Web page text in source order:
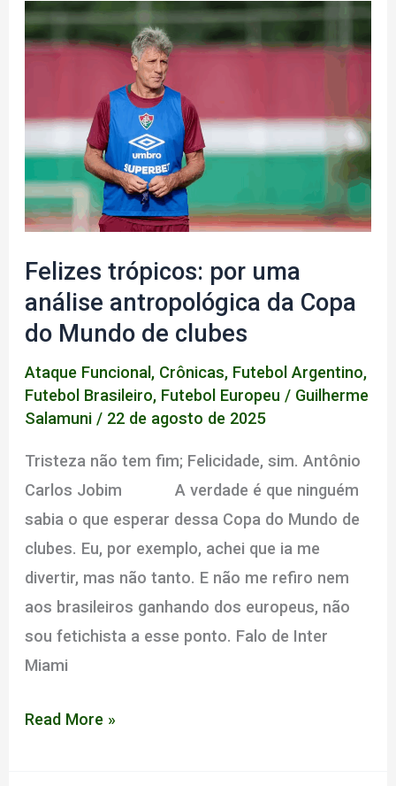
Felizes trópicos: por uma
análise antropológica da Copa
do Mundo de clubes
Ataque Funcional , Crônicas, Futebol Argentino,
Futebol Brasileiro, Futebol Europeu / Guilherme
Salamuni / 22 de agosto de 2025
Tristeza não tem fim; Felicidade, sim. Antônio
Carlos Jobim A verdade é que ninguém
sabia o que esperar dessa Copa do Mundo de
clubes. Eu, por exemplo, achei que ia me
divertir, mas não tanto. E não me refiro nem
aos brasileiros ganhando dos europeus, não
sou fetichista a esse ponto. Falo de Inter
Miami
Felizes
Read More »